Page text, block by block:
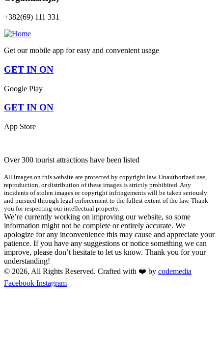
+382(69) 111 331
Get our mobile app for easy and convenient usage
GET IN ON
Google Play
GET IN ON
App Store
Over 300 tourist attractions have been listed
All images on this website are protected by copyright law. Unauthorized use,
reproduction, or distribution of these images is strictly prohibited. Any
incidents of stolen images or copyright infringements will be taken seriously
and pursued through legal enforcement to the fullest extent of the law. Thank
you for respecting our intellectual property.
We’re currently working on improving our website, so some
information might not be complete or entirely accurate. We
apologize for any inconvenience this may cause and appreciate your
patience. If you have any suggestions or notice something we can
improve, please don’t hesitate to let us know. Thank you for your
understanding!
© 2026, All Rights Reserved. Crafted with ❤️ by codemedia
Facebook Instagram